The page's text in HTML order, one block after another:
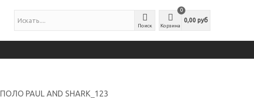
Поиск Корзина
0
0,00 руб
ПОЛО PAUL AND SHARK_123